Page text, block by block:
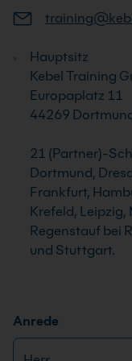
Hauptsitz
Kebel Training
Europaplatz 11
44269
21 (Partner)-
Dortmund,
Frankfurt,
Krefeld, Leipzig,
Regenstauf bei
und Stuttgart.
Anrede